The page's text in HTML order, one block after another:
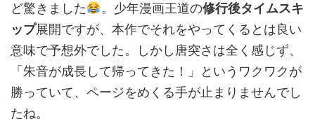
ど驚きました
。少年漫画王道の修行後タイムスキ
ップ展開ですが、本作でそれをやってくるとは良い
意味で予想外でした。しかし唐突さは全く感じず、
「朱音が成長して帰ってきた！」というワクワクが
勝っていて、ページをめくる手が止まりませんでし
たね。